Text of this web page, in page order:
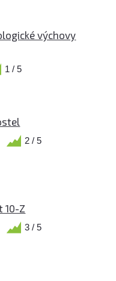
výchovy
1 / 5
2 / 5
10-Z
3 / 5